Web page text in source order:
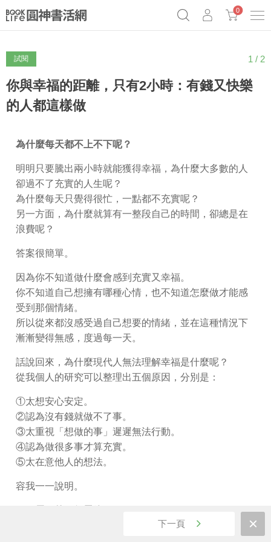
0
試閱 1 / 2
你與幸福的距離，只有2小時：有錢又快樂
的人都這樣做
為什麼每天都不上不下呢？
明明只要騰出兩小時就能獲得幸福，為什麼大多數的人
卻過不了充實的人生呢？
為什麼每天只覺得很忙，一點都不充實呢？
另一方面，為什麼就算有一整段自己的時間，卻總是在
浪費呢？
答案很簡單。
因為你不知道做什麼會感到充實又幸福。
你不知道自己想擁有哪種心情，也不知道怎麼做才能感
受到那個情緒。
所以從來都沒感受過自己想要的情緒，並在這種情況下
漸漸變得無感，度過每一天。
話說回來，為什麼現代人無法理解幸福是什麼呢？
從我個人的研究可以整理出五個原因，分別是：
①太想安心安定。
②認為沒有錢就做不了事。
③太重視「想做的事」遲遲無法行動。
④認為做很多事才算充實。
⑤太在意他人的想法。
容我一一說明。
下一頁